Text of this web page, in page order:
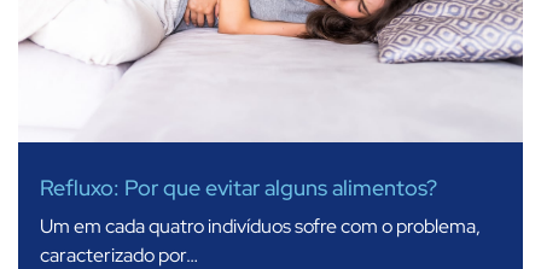
Refluxo: Por que evitar alguns alimentos?
Um em cada quatro indivíduos sofre com o problema,
caracterizado por…